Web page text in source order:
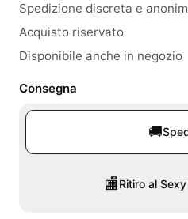
Spedizione discreta e
Acquisto riservato
Disponibile anche in negozio
Consegna
🚚
🏬Ritiro al